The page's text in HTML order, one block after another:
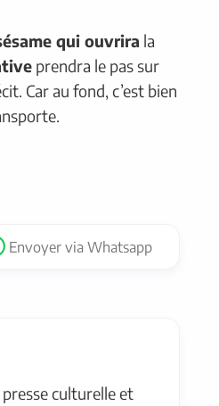
qui ouvrira la
prendra le pas sur
Car au fond, c’est bien
Envoyervia Whatsapp
presse culturelle et